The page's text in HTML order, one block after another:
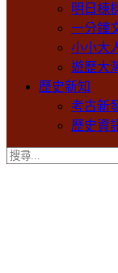
明日棟
一分鐘
小小大
遊歷大
歷史新知
考古新
歷史資